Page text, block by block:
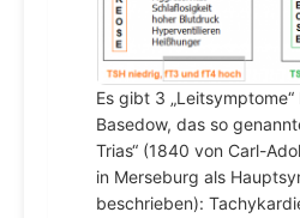
Es gibt 3
Basedow, das so
Trias“ (1840 von Carl-
in Merseburg als
beschrieben):